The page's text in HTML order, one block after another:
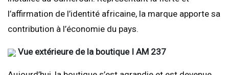
l’affirmation de l’identité africaine, la marque apporte sa
contribution à l’économie du pays.
Vue extérieure de la boutique I AM 237